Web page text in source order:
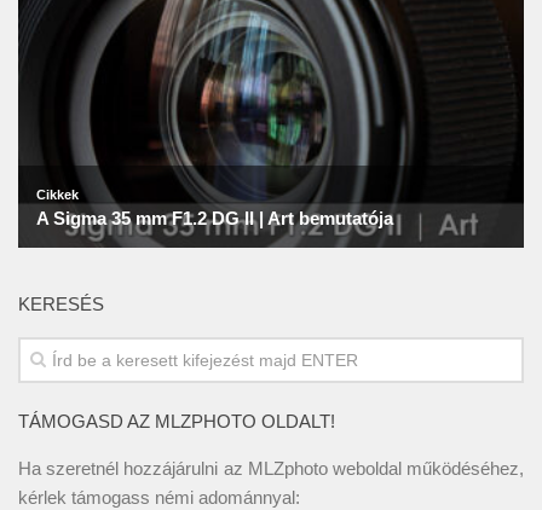
KERESÉS
TÁMOGASD AZ MLZPHOTO OLDALT!
Ha szeretnél hozzájárulni az MLZphoto weboldal működéséhez,
kérlek támogass némi adománnyal: